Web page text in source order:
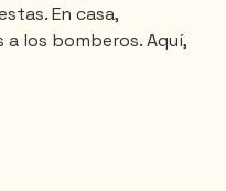
En casa,
a los bomberos. Aquí,